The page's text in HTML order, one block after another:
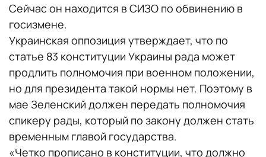
Сейчас он находится в СИЗО по обвинению в
госизмене.
Украинская оппозиция утверждает, что по
статье 83 конституции Украины рада может
продлить полномочия при военном положении,
но для президента такой нормы нет. Поэтому в
мае Зеленский должен передать полномочия
спикеру рады, который по закону должен стать
временным главой государства.
«Четко прописано в конституции, что должно